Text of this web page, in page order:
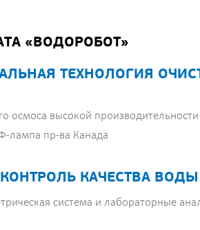
«ВОДОРОБОТ»
ТЕХНОЛОГИЯ
осмоса высокой производительности
лампа пр-ва Канада
КАЧЕСТВА ВОДЫ
система и лабораторные